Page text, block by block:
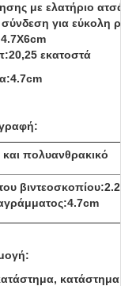
με ελατήριο
για εύκολη
εκατοστά
και πολυανθρακικό
κατάστημα